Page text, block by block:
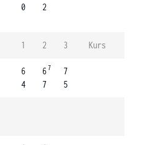
0
2
1 2 3 Kurs
6
4
67
7
7
5